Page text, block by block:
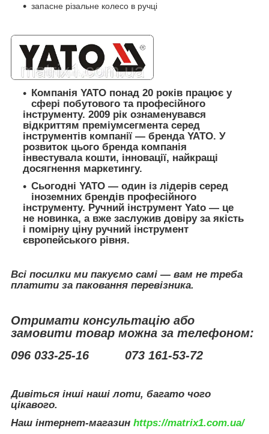
запасне різальне колесо в ручці
Компанія YATO понад 20 років працює у
сфері побутового та професійного
інструменту. 2009 рік ознаменувався
відкриттям преміумсегмента серед
інструментів компанії — бренда YATO. У
розвиток цього бренда компанія
інвестувала кошти, інновації, найкращі
досягнення маркетингу.
Сьогодні YATO — один із лідерів серед
іноземних брендів професійного
інструменту. Ручний інструмент Yato — це
не новинка, а вже заслужив довіру за якість
і помірну ціну ручний інструмент
європейського рівня.
Всі посилки ми пакуємо самі — вам не треба
платити за паковання перевізника.
Отримати консультацію або
замовити товар можна за телефоном:
096 033-25-16 073 161-53-72
Дивіться інші наші лоти, багато чого
цікавого.
Наш інтернет-магазин https://matrix1.com.ua/